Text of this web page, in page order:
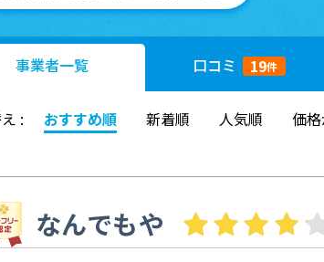
事業者一覧 口コミ 19件
: おすすめ順 新着順 人気順 価
なんでもや